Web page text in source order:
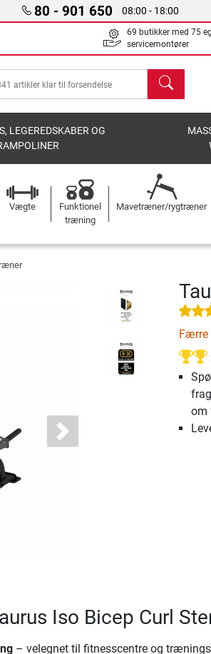
80 - 901 650 08:00 - 18:00
69 butikker med 75
servicemontører
søg
LEGEREDSKABER OG
Vægte
Funktionel
træning
Mavetræner/rygtræner
Next
Færre
om
Iso Bicep Curl
– velegnet til fitnesscentre og